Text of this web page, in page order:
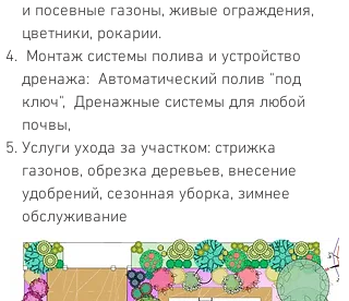
и посевные газоны, живые ограждения,
цветники, рокарии.
Монтаж системы полива и устройство
дренажа: Автоматический полив "под
ключ", Дренажные системы для любой
почвы,
Услуги ухода за участком: стрижка
газонов, обрезка деревьев, внесение
удобрений, сезонная уборка, зимнее
обслуживание